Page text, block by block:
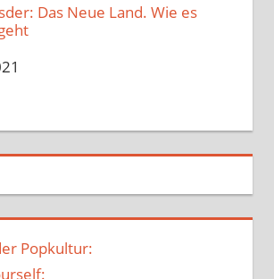
Das Neue Land. Wie es
Popkultur: